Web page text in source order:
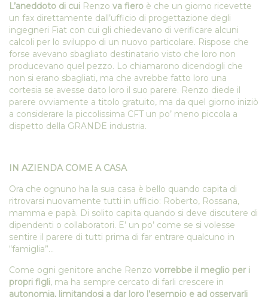
L’aneddoto di cui Renzo va fiero è che un giorno ricevette
un fax direttamente dall’ufficio di progettazione degli
ingegneri Fiat con cui gli chiedevano di verificare alcuni
calcoli per lo sviluppo di un nuovo particolare. Rispose che
forse avevano sbagliato destinatario visto che loro non
producevano quel pezzo. Lo chiamarono dicendogli che
non si erano sbagliati, ma che avrebbe fatto loro una
cortesia se avesse dato loro il suo parere. Renzo diede il
parere ovviamente a titolo gratuito, ma da quel giorno iniziò
a considerare la piccolissima CFT un po’ meno piccola a
dispetto della GRANDE industria.
IN AZIENDA COME A CASA
Ora che ognuno ha la sua casa è bello quando capita di
ritrovarsi nuovamente tutti in ufficio: Roberto, Rossana,
mamma e papà. Di solito capita quando si deve discutere di
dipendenti o collaboratori. E’ un po’ come se si volesse
sentire il parere di tutti prima di far entrare qualcuno in
“famiglia”…
Come ogni genitore anche Renzo vorrebbe il meglio per i
propri figli, ma ha sempre cercato di farli crescere in
autonomia, limitandosi a dar loro l’esempio e ad osservarli